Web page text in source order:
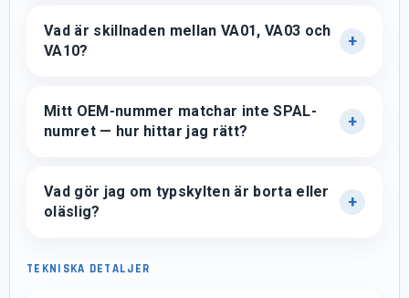
Vad är skillnaden mellan VA01, VA03 och
VA10?
Mitt OEM-nummer matchar inte SPAL-
numret — hur hittar jag rätt?
Vad gör jag om typskylten är borta eller
oläslig?
TEKNISKA DETALJER